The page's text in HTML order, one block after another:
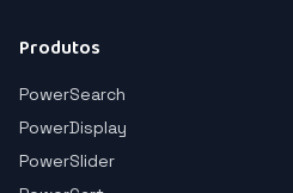
Produtos
PowerSearch
PowerDisplay
PowerSlider